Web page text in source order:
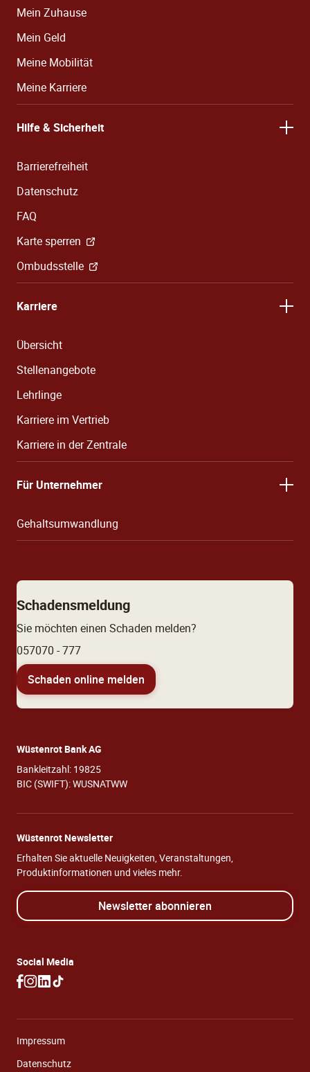
Mein Zuhause
Mein Geld
Meine Mobilität
Meine Karriere
Hilfe & Sicherheit
Barrierefreiheit
Datenschutz
FAQ
Karte sperren
Ombudsstelle
Karriere
Übersicht
Stellenangebote
Lehrlinge
Karriere im Vertrieb
Karriere in der Zentrale
Für Unternehmer
Gehaltsumwandlung
Schadensmeldung
Sie möchten einen Schaden melden?
057070 - 777
Schaden online melden
Wüstenrot Bank AG
Bankleitzahl: 19825
BIC (SWIFT): WUSNATWW
Wüstenrot Newsletter
Erhalten Sie aktuelle Neuigkeiten, Veranstaltungen,
Produktinformationen und vieles mehr.
Newsletter abonnieren
Social Media
Impressum
Datenschutz